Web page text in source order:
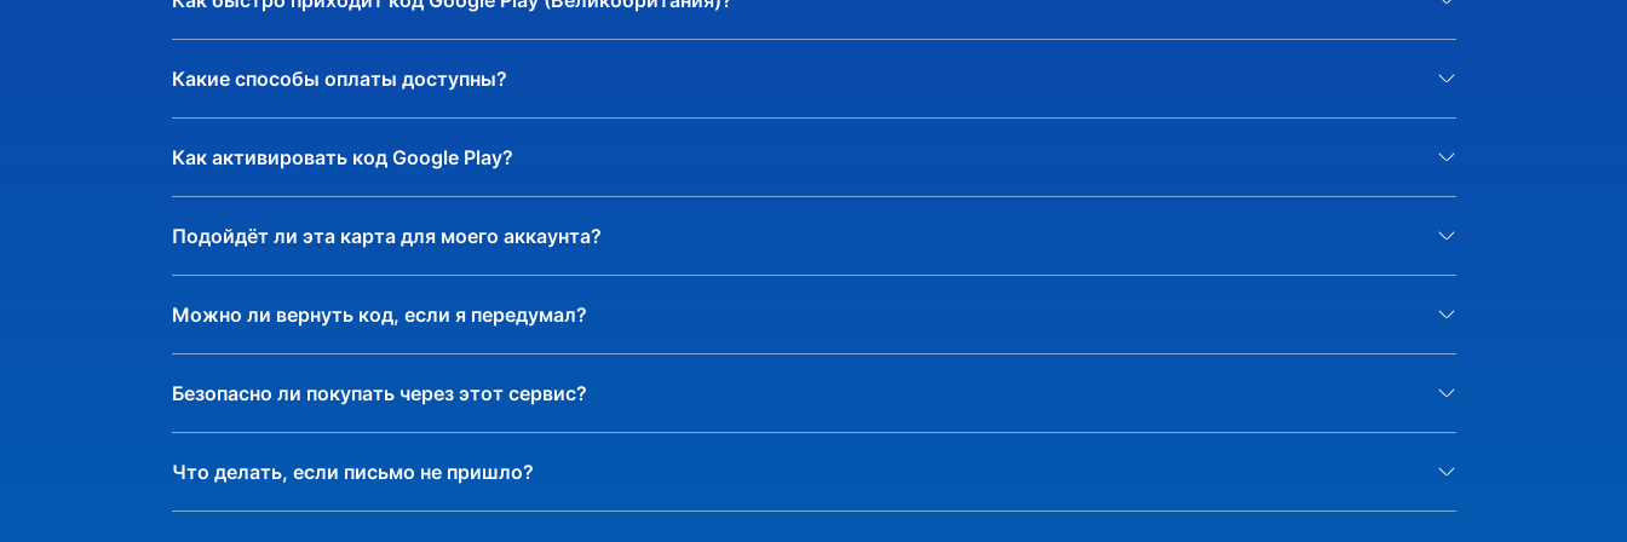
amazon.sa Gift Card- Оплата подарочной карты в рублях
amazon.tr Gift Card- Оплата подарочной карты в рублях
Какие способы оплаты доступны?
Как активировать код Google Play?
Подойдёт ли эта карта для моего аккаунта?
Можно ли вернуть код, если я передумал?
Безопасно ли покупать через этот сервис?
Что делать, если письмо не пришло?